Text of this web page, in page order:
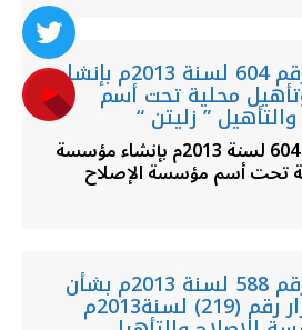
قرار وزير العدل رقم 604 لسنة 2013م بإنشاء
محلية تحت أسم
” زليتن “
قرار وزير العدل رقم 604 لسنة 2013م بإنشاء مؤسسة
تحت أسم مؤسسة الإصلاح
قرار وزير العدل رقم 588 لسنة 2013م بشأن
تعديل حكم بالقرار رقم (219) لسنة2013م